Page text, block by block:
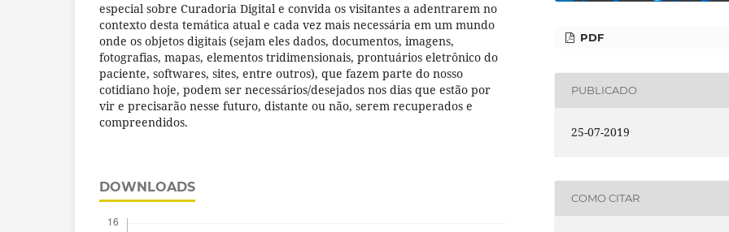
especial sobre Curadoria Digital e convida os visitantes a adentrarem no
contexto desta temática atual e cada vez mais necessária em um mundo
onde os objetos digitais (sejam eles dados, documentos, imagens,
fotografias, mapas, elementos tridimensionais, prontuários eletrônico do
paciente, softwares, sites, entre outros), que fazem parte do nosso
cotidiano hoje, podem ser necessários/desejados nos dias que estão por
vir e precisarão nesse futuro, distante ou não, serem recuperados e
compreendidos.
DOWNLOADS
PDF
PUBLICADO
25-07-2019
COMO CITAR